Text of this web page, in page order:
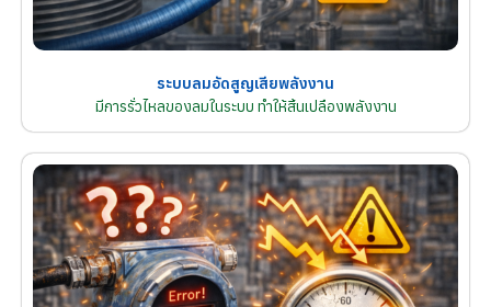
ระบบลมอัดสูญเสียพลังงาน
มีการรั่วไหลของลมในระบบ ทำให้สิ้นเปลืองพลังงาน